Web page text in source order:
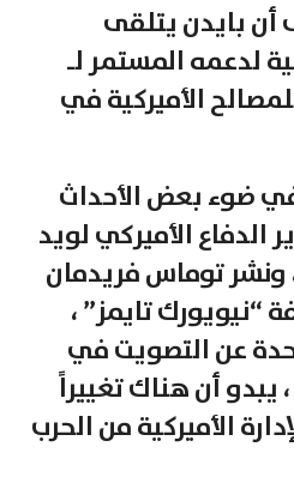
أن بايدن يتلقى
لدعمه المستمر لـ
الأميركية في
ضوء بعض الأحداث
الدفاع الأميركي لويد
ونشر توماس فريدمان
تايمز” ،
عن التصويت في
أن هناك تغييراً
الأميركية من الحرب